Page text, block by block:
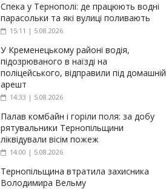
Спека у Тернополі: де працюють водні
парасольки та які вулиці поливають
15:11 | 5.08.2026
У Кременецькому районі водія,
підозрюваного в наїзді на
поліцейського, відправили під домашній
арешт
14:33 | 5.08.2026
Палав комбайн і горіли поля: за добу
рятувальники Тернопільщини
ліквідували вісім пожеж
14:00 | 5.08.2026
Тернопільщина втратила захисника
Володимира Вельму